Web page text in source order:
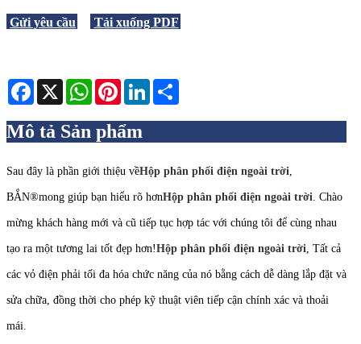
Gửi yêu cầu Tải xuống PDF
Facebook
X WhatsAppPinterestLinkedIn
Mô tả Sản phẩm
Sau đây là phần giới thiệu vềHộp phân phối điện ngoài trời,
BẮN®mong giúp bạn hiểu rõ hơnHộp phân phối điện ngoài trời. Chào
mừng khách hàng mới và cũ tiếp tục hợp tác với chúng tôi để cùng nhau
tạo ra một tương lai tốt đẹp hơn!Hộp phân phối điện ngoài trời, Tất cả
các vỏ điện phải tối đa hóa chức năng của nó bằng cách dễ dàng lắp đặt và
sửa chữa, đồng thời cho phép kỹ thuật viên tiếp cận chính xác và thoải
mái.